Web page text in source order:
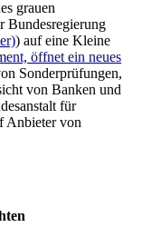
grauen
Bundesregierung
) auf eine Kleine
öffnet ein neues
Sonderprüfungen,
von Banken und
für
Anbieter von